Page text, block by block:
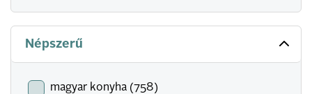
Népszerű
magyar konyha (758)